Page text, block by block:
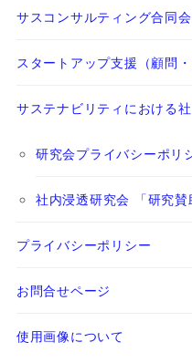
サスコンサルティング合同
スタートアップ支援（顧問・
サステナビリティにおける
研究会プライバシーポリ
社内浸透研究会 「研究賛
プライバシーポリシー
お問合せページ
使用画像について